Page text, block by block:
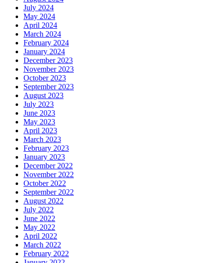
July 2024
May 2024
April 2024
March 2024
February 2024
January 2024
December 2023
November 2023
October 2023
September 2023
August 2023
July 2023
June 2023
May 2023
April 2023
March 2023
February 2023
January 2023
December 2022
November 2022
October 2022
September 2022
August 2022
July 2022
June 2022
May 2022
April 2022
March 2022
February 2022